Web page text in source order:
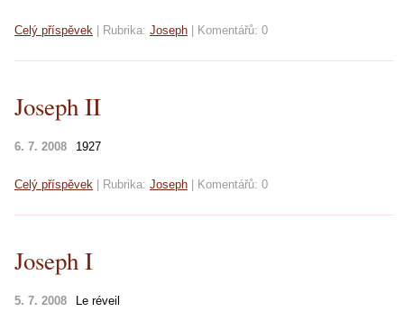
Celý příspěvek Rubrika: Joseph Komentářů: 0
Joseph II
6. 7. 2008 1927
Celý příspěvek Rubrika: Joseph Komentářů: 0
Joseph I
5. 7. 2008 Le réveil